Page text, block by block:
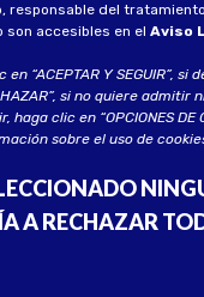
responsable del
accesibles en el Aviso
“ACEPTAR Y SEGUIR”,
si no quiere admitir
clic en “OPCIONES DE
sobre el uso de
A RECHAZAR